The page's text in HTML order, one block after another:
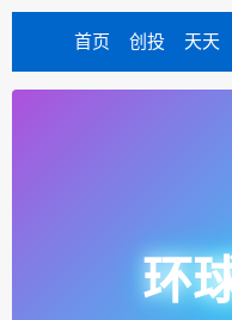
首页 创投 天天
环